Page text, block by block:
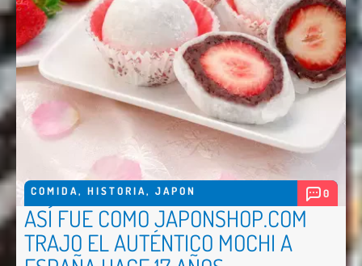
COMIDA, HISTORIA, JAPON 0
ASÍ FUE COMO JAPONSHOP.COM
TRAJO EL AUTÉNTICO MOCHI A